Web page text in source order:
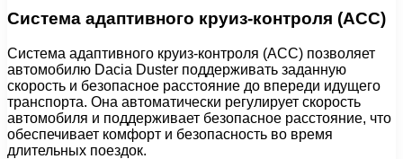
Система адаптивного круиз-контроля (ACC)
Система адаптивного круиз-контроля (ACC) позволяет
автомобилю Dacia Duster поддерживать заданную
скорость и безопасное расстояние до впереди идущего
транспорта. Она автоматически регулирует скорость
автомобиля и поддерживает безопасное расстояние, что
обеспечивает комфорт и безопасность во время
длительных поездок.